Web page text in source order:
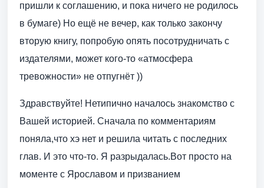
пришли к соглашению, и пока ничего не родилось
в бумаге) Но ещё не вечер, как только закончу
вторую книгу, попробую опять посотрудничать с
издателями, может кого-то «атмосфера
тревожности» не отпугнёт ))
Здравствуйте! Нетипично началось знакомство с
Вашей историей. Сначала по комментариям
поняла,что хэ нет и решила читать с последних
глав. И это что-то. Я разрыдалась.Вот просто на
моменте с Ярославом и призванием